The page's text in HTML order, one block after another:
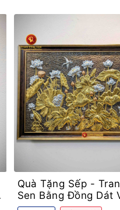
Quà Tặng Sếp -
Sen Bằng Đồng Dát
Khung Decor